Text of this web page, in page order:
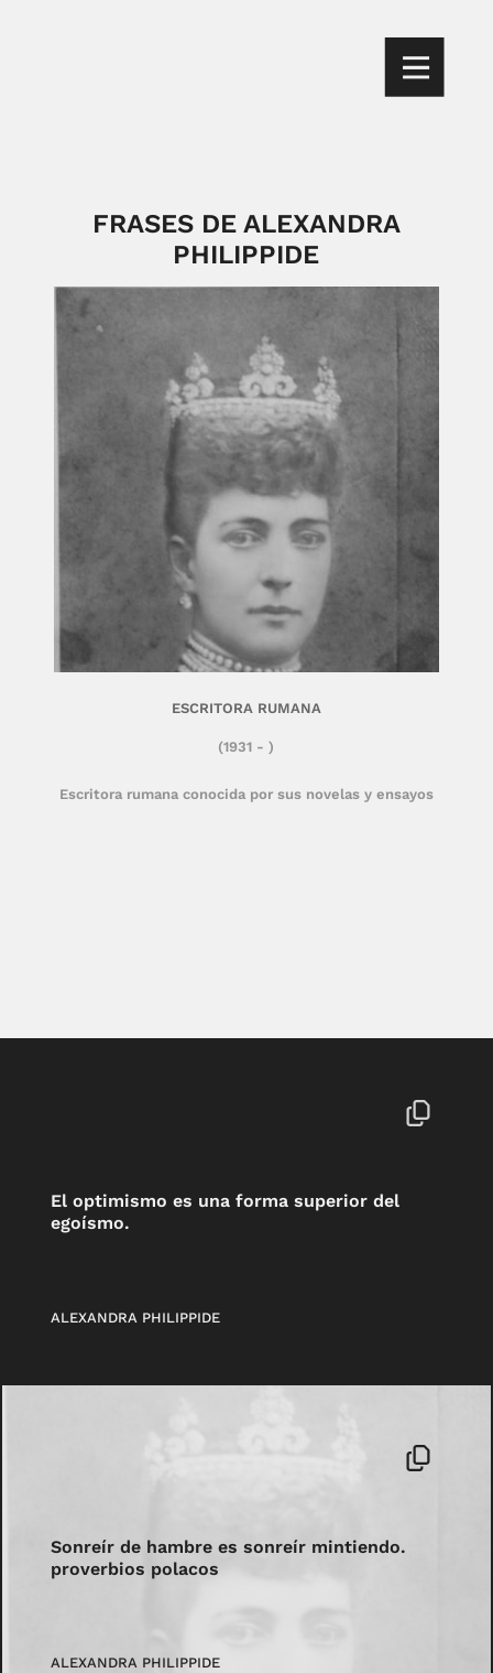
FRASES DE ALEXANDRA
PHILIPPIDE
Escritora rumana conocida por sus novelas y ensayos
(1931 - )
ESCRITORA RUMANA
El optimismo es una forma superior del
egoísmo.
ALEXANDRA PHILIPPIDE
Sonreír de hambre es sonreír mintiendo.
proverbios polacos
ALEXANDRA PHILIPPIDE